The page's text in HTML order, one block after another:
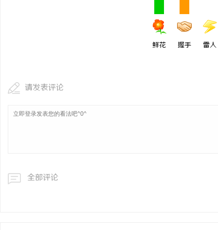
鲜花 握手 雷人
请发表评论
全部评论